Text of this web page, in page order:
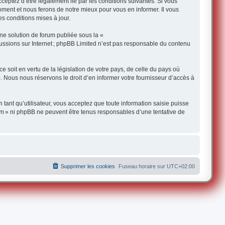
et nous ferons de notre mieux pour vous en informer. Il vous
conditions mises à jour.
solution de forum publiée sous la «
sur Internet ; phpBB Limited n’est pas responsable du contenu
soit en vertu de la législation de votre pays, de celle du pays où
nous réservons le droit d’en informer votre fournisseur d’accès à
qu’utilisateur, vous acceptez que toute information saisie puisse
ni phpBB ne peuvent être tenus responsables d’une tentative de
Fuseau horaire sur UTC+02:00
Supprimer les cookies